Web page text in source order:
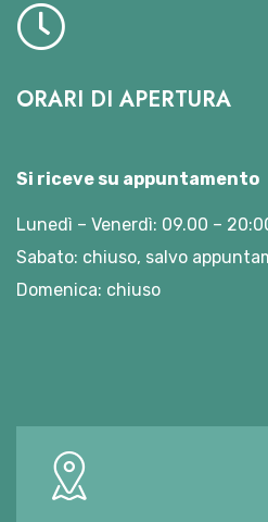
ORARI DI APERTURA
Si riceve su appuntamento
Lunedì – Venerdì: 09.00 –
Sabato: chiuso, salvo
Domenica: chiuso